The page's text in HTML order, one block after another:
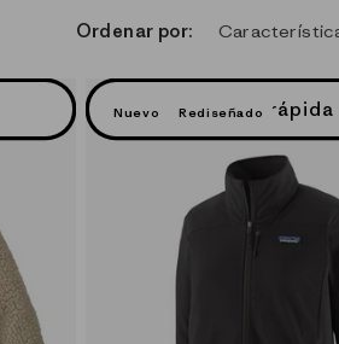
Ordenar por:
Nuevo Rediseñado
Vista rápida